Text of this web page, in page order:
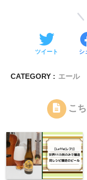
ツイート シ
CATEGORY : エール
こ